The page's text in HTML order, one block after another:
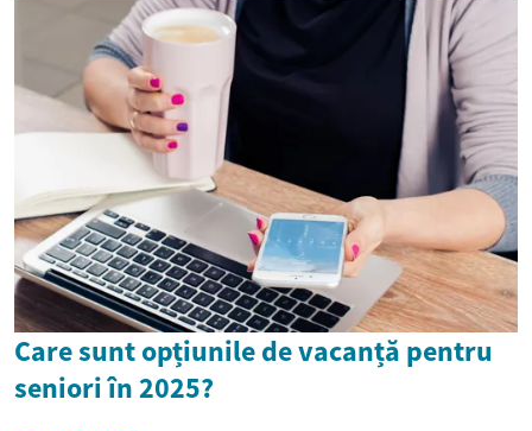
Care sunt opțiunile de vacanță pentru
seniori în 2025?